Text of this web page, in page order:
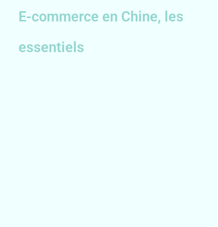
E-commerce en Chine, les
essentiels